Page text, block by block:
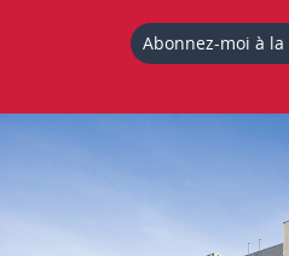
Abonnez-moi à